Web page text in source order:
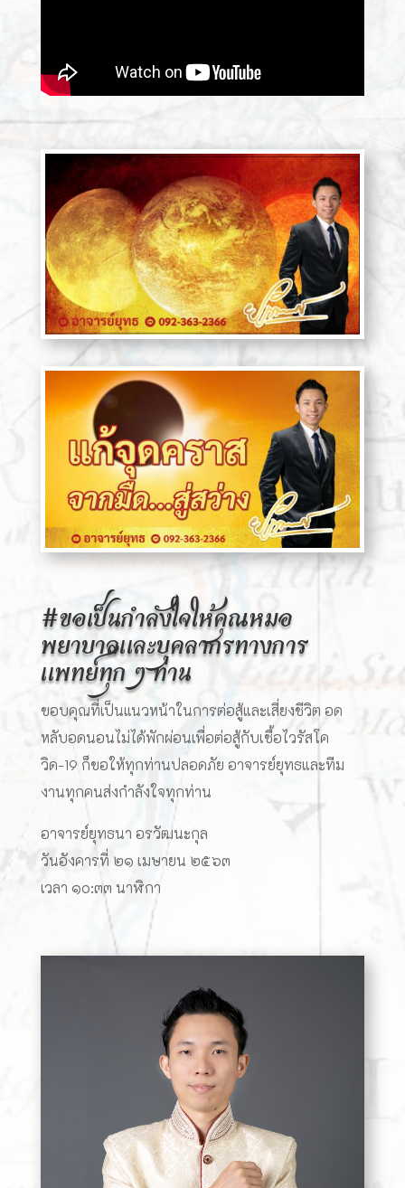
#ขอเป็นกำลังใจให้คุณหมอ
พยาบาลและบุคลากรทางการ
แพทย์ทุก ๆ ท่าน
ขอบคุณที่เป็นแนวหน้าในการต่อสู้และเสี่ยงชีวิต อด
หลับอดนอนไม่ได้พักผ่อนเพื่อต่อสู้กับเชื้อไวรัสโค
วิด-19 ก็ขอให้ทุกท่านปลอดภัย อาจารย์ยุทธและทีม
งานทุกคนส่งกำลังใจทุกท่าน
อาจารย์ยุทธนา อรวัฒนะกุล
วันอังคารที่ ๒๑ เมษายน ๒๕๖๓
เวลา ๑๐:๓๓ นาฬิกา